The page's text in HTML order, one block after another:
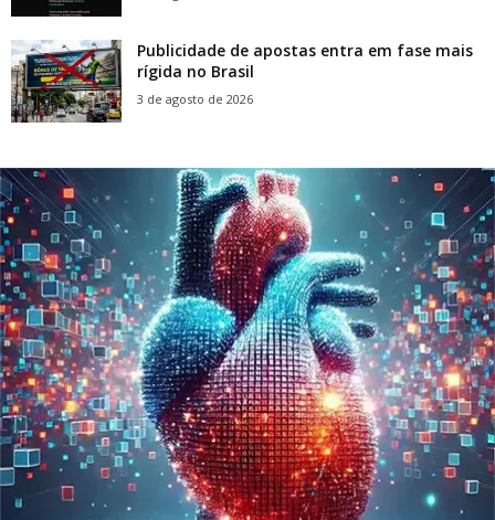
Publicidade de apostas entra em fase mais
rígida no Brasil
3 de agosto de 2026